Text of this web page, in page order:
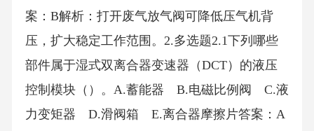
案：B解析：打开废气放气阀可降低压气机背
压，扩大稳定工作范围。2.多选题2.1下列哪些
部件属于湿式双离合器变速器（DCT）的液压
控制模块（）。A.蓄能器 B.电磁比例阀 C.液
力变矩器 D.滑阀箱 E.离合器摩擦片答案：A